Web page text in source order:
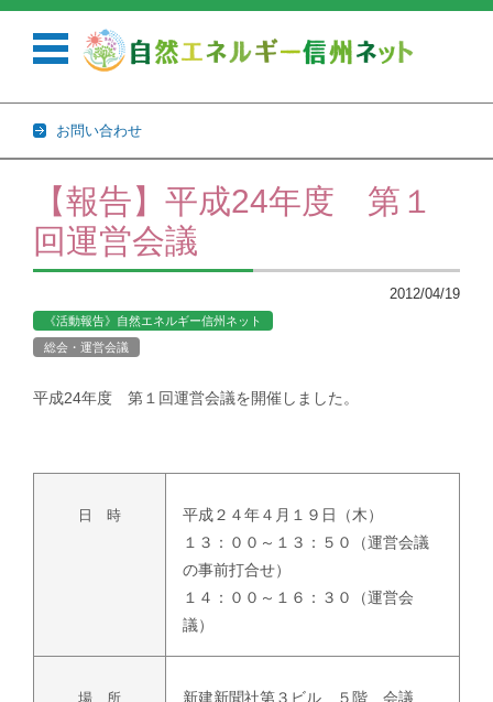
お問い合わせ
コンテンツに移動
【報告】平成24年度 第１
回運営会議
2012/04/19
《活動報告》自然エネルギー信州ネット
総会・運営会議
平成24年度 第１回運営会議を開催しました。
日 時
平成２４年４月１９日（木）
１３：００～１３：５０（運営会議
の事前打合せ）
１４：００～１６：３０（運営会
議）
場 所
新建新聞社第３ビル ５階 会議